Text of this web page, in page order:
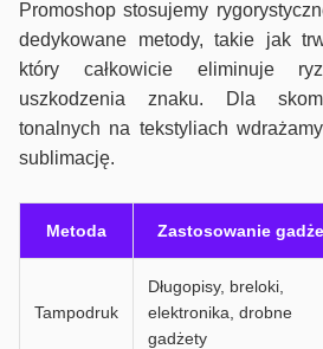
Promoshop stosujemy
dedykowane metody, takie jak
który całkowicie eliminuje
uszkodzenia znaku. Dla
tonalnych na tekstyliach
sublimację.
Metoda Zastosowanie
Tampodruk
Długopisy, breloki,
elektronika, drobne
gadżety